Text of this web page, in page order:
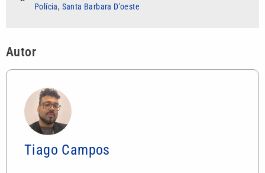
Polícia, Santa Barbara D'oeste
Autor
Tiago Campos